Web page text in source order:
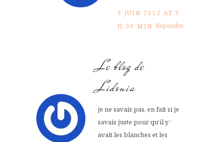
9 JUIN 2012 AT 9
H 00 MIN Répondre
Le blog de
Lidonia
je ne savais pas, en fait si je
savais juste pour qu’il y ‘
avait les blanches et les